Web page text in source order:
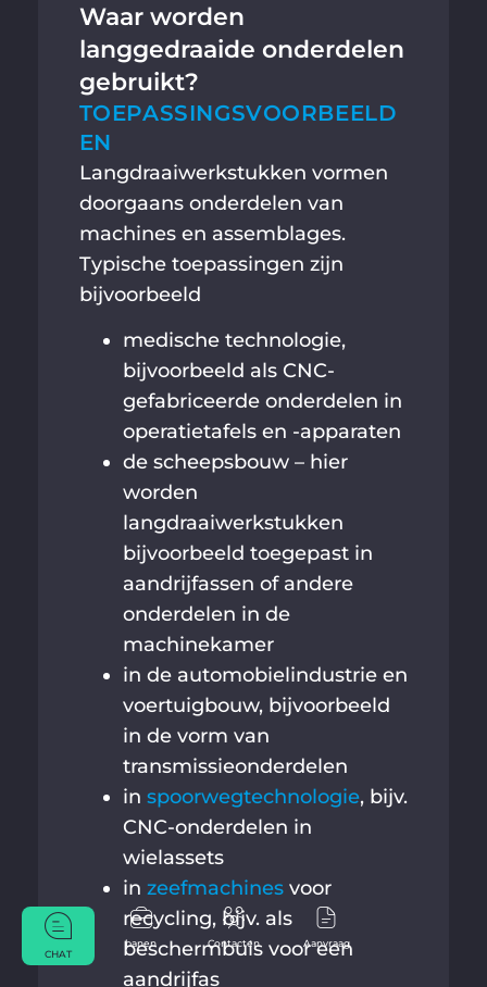
banen Contacten
Aanvraag
CHAT
Waar worden
langgedraaide onderdelen
gebruikt?
TOEPASSINGSVOORBEELD
EN
Langdraaiwerkstukken vormen
doorgaans onderdelen van
machines en assemblages.
Typische toepassingen zijn
bijvoorbeeld
medische technologie,
bijvoorbeeld als CNC-
gefabriceerde onderdelen in
operatietafels en -apparaten
de scheepsbouw – hier
worden
langdraaiwerkstukken
bijvoorbeeld toegepast in
aandrijfassen of andere
onderdelen in de
machinekamer
in de automobielindustrie en
voertuigbouw, bijvoorbeeld
in de vorm van
transmissieonderdelen
in spoorwegtechnologie, bijv.
CNC-onderdelen in
wielassets
in zeefmachinesvoor
recycling, bijv. als
beschermbuis voor een
aandrijfas